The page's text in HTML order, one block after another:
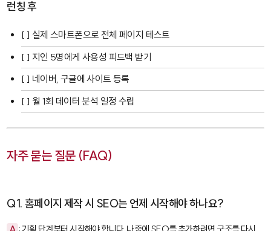
런칭 후
[ ] 실제 스마트폰으로 전체 페이지 테스트
[ ] 지인 5명에게 사용성 피드백 받기
[ ] 네이버, 구글에 사이트 등록
[ ] 월 1회 데이터 분석 일정 수립
자주 묻는 질문 (FAQ)
Q1. 홈페이지 제작 시 SEO는 언제 시작해야 하나요?